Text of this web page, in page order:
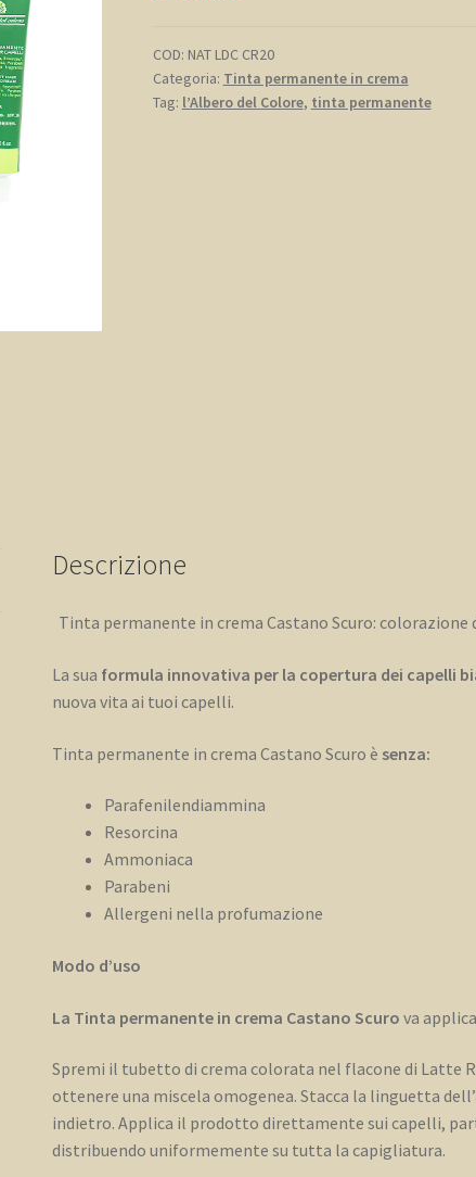
COD: NAT LDC CR20
Categoria: Tinta permanente in crema
Tag: l’Albero del Colore, tinta permanente
Descrizione
Tinta permanente in crema Castano Scuro: colorazione
La sua formula innovativa per la copertura dei capelli
nuova vita ai tuoi capelli.
Tinta permanente in crema Castano Scuro è senza:
Parafenilendiammina
Resorcina
Ammoniaca
Parabeni
Allergeni nella profumazione
Modo d’uso
La Tinta permanente in crema Castano Scuro va
Spremi il tubetto di crema colorata nel flacone di Latte
ottenere una miscela omogenea. Stacca la linguetta
indietro. Applica il prodotto direttamente sui capelli,
distribuendo uniformemente su tutta la capigliatura.